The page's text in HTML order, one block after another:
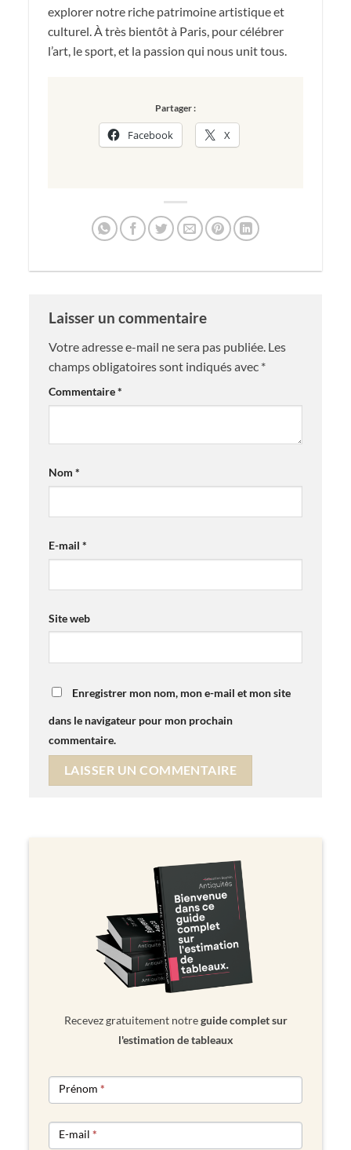
explorer notre riche patrimoine artistique et
culturel. À très bientôt à Paris, pour célébrer
l’art, le sport, et la passion qui nous unit tous.
Partager :
Facebook X
Laisser un commentaire
Votre adresse e-mail ne sera pas publiée. Les
champs obligatoires sont indiqués avec *
Commentaire*
Nom*
E-mail*
Site web
Enregistrer mon nom, mon e-mail et mon site
dans le navigateur pour mon prochain
commentaire.
Recevez gratuitement notreguide complet sur
l'estimation de tableaux
NEWSLETTER
FORM
Prénom*
E-mail*